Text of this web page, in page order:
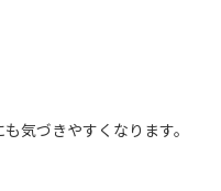
気づきやすくなります。